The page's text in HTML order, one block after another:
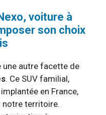
voiture à
son choix
une autre facette de
. Ce SUV familial,
en France,
notre territoire.